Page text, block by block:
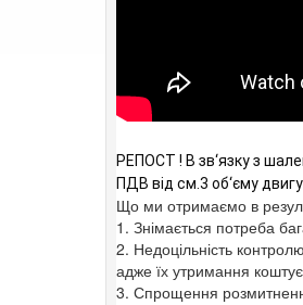
РЕПОСТ ! В зв‘язку з
ПДВ від см.3 об‘єму
Що ми отримаємо в
1. Знімається потреба
2. Недоцільність
адже їх утримання
3. Спрощення